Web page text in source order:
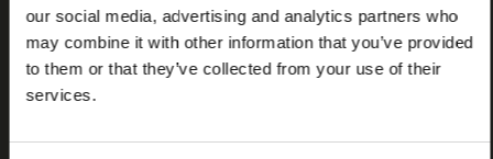
our social media, advertising and analytics partners who
may combine it with other information that you’ve provided
to them or that they’ve collected from your use of their
services.
Häufig
(FAQ)
Store